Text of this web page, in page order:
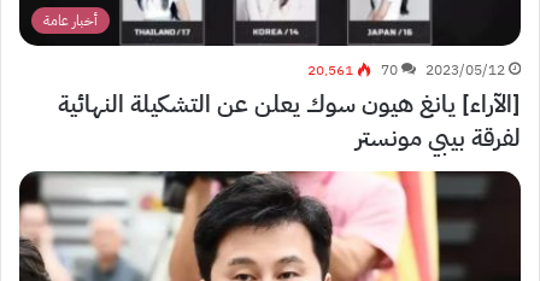
أخبار عامة
2023/05/12
70 20٬561
[الآراء] يانغ هيون سوك يعلن عن التشكيلة النهائية
لفرقة بيبي مونستر